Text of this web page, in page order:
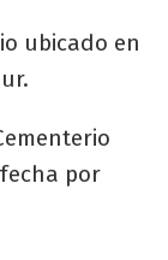
ubicado en
por